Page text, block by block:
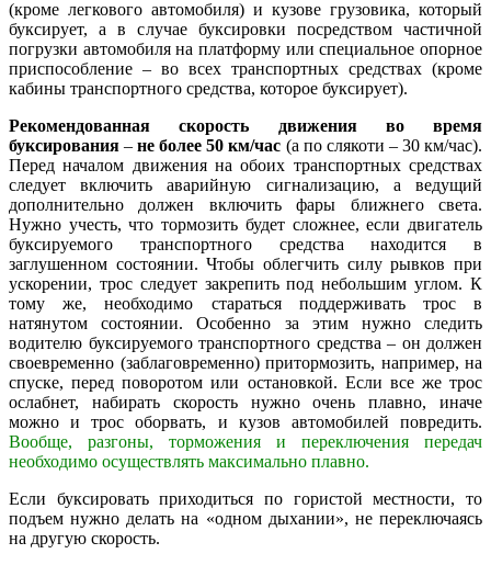
(кроме легкового автомобиля) и кузове грузовика, который
буксирует, а в случае буксировки посредством частичной
погрузки автомобиля на платформу или специальное опорное
приспособление – во всех транспортных средствах (кроме
кабины транспортного средства, которое буксирует).
Рекомендованная скорость движения во время
буксирования –не более 50 км/час (а по слякоти – 30 км/час).
Перед началом движения на обоих транспортных средствах
следует включить аварийную сигнализацию, а ведущий
дополнительно должен включить фары ближнего света.
Нужно учесть, что тормозить будет сложнее, если двигатель
буксируемого транспортного средства находится в
заглушенном состоянии. Чтобы облегчить силу рывков при
ускорении, трос следует закрепить под небольшим углом. К
тому же, необходимо стараться поддерживать трос в
натянутом состоянии. Особенно за этим нужно следить
водителю буксируемого транспортного средства – он должен
своевременно (заблаговременно) притормозить, например, на
спуске, перед поворотом или остановкой. Если все же трос
ослабнет, набирать скорость нужно очень плавно, иначе
можно и трос оборвать, и кузов автомобилей повредить.
Вообще, разгоны, торможения и переключения передач
необходимо осуществлять максимально плавно.
Если буксировать приходиться по гористой местности, то
подъем нужно делать на «одном дыхании», не переключаясь
на другую скорость.